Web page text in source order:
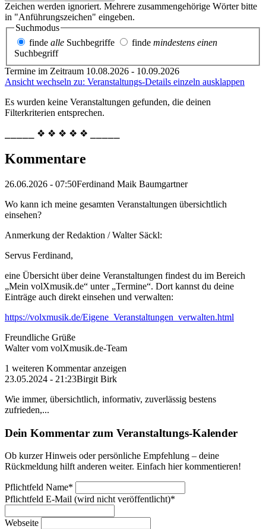
Zeichen werden ignoriert. Mehrere zusammengehörige Wörter bitte
in "Anführungszeichen" eingeben.
Suchmodus
finde alle Suchbegriffe finde mindestens einen
Suchbegriff
Termine im Zeitraum 10.08.2026 - 10.09.2026
Ansicht wechseln zu: Veranstaltungs-Details einzeln ausklappen
Es wurden keine Veranstaltungen gefunden, die deinen
Filterkriterien entsprechen.
⎯⎯⎯⎯⎯ ❖ ❖ ❖ ❖ ❖ ⎯⎯⎯⎯⎯
Kommentare
26.06.2026 - 07:50Ferdinand Maik Baumgartner
Wo kann ich meine gesamten Veranstaltungen übersichtlich
einsehen?
Anmerkung der Redaktion /Walter Säckl:
Servus Ferdinand,
eine Übersicht über deine Veranstaltungen findest du im Bereich
„Mein volXmusik.de“ unter „Termine“. Dort kannst du deine
Einträge auch direkt einsehen und verwalten:
https://volxmusik.de/Eigene_Veranstaltungen_verwalten.html
Freundliche Grüße
Walter vom volXmusik.de-Team
1 weiteren Kommentar anzeigen
23.05.2024 - 21:23Birgit Birk
Wie immer, übersichtlich, informativ, zuverlässig bestens
zufrieden,...
Dein Kommentar zum Veranstaltungs-Kalender
Ob kurzer Hinweis oder persönliche Empfehlung – deine
Rückmeldung hilft anderen weiter. Einfach hier kommentieren!
Pflichtfeld Name*
Pflichtfeld E-Mail (wird nicht veröffentlicht)*
Webseite